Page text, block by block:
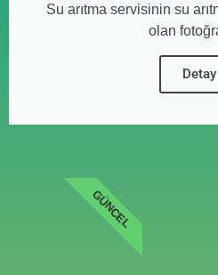
Su arıtma servisinin su
olan
Detay
GÜNCEL